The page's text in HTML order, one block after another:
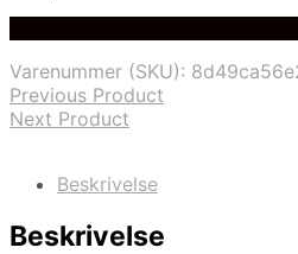
Varenummer (SKU):
Previous Product
Next Product
Beskrivelse
Beskrivelse